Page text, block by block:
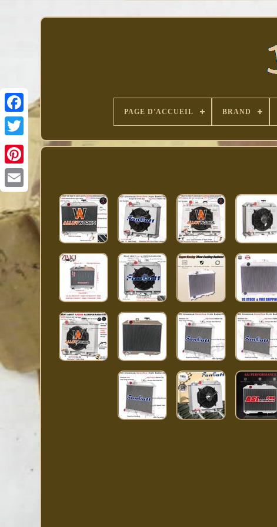
Facebook
PAGE D'ACCUEIL BRAND